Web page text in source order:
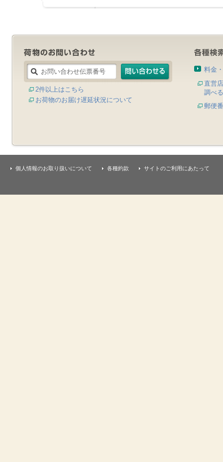
2件以上はこちら
お荷物のお届け遅延状況について
料金
直営
調べる
郵便
個人情報のお取り扱いについて 各種約款 サイトのご利用にあたって